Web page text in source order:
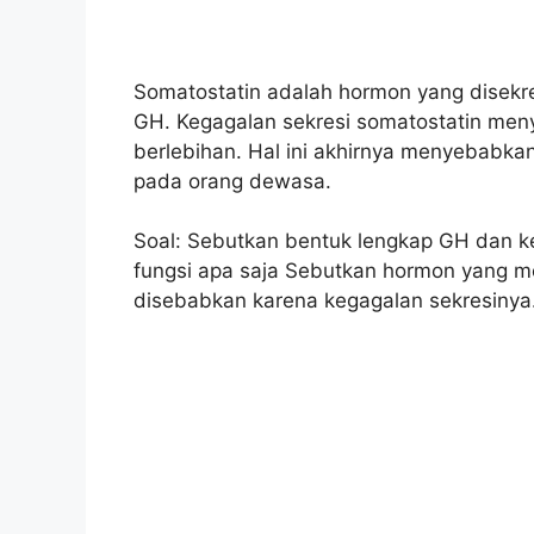
Somatostatin adalah hormon yang
GH. Kegagalan sekresi somatostatin
berlebihan. Hal ini akhirnya
pada orang dewasa.
Soal: Sebutkan bentuk lengkap GH dan
fungsi apa saja Sebutkan hormon yang
disebabkan karena kegagalan